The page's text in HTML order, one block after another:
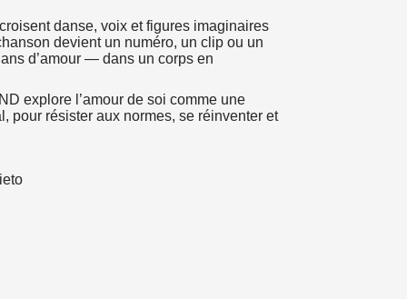
danse, voix et figures imaginaires
devient un numéro, un clip ou un
d’amour — dans un corps en
explore l’amour de soi comme une
pour résister aux normes, se réinventer et